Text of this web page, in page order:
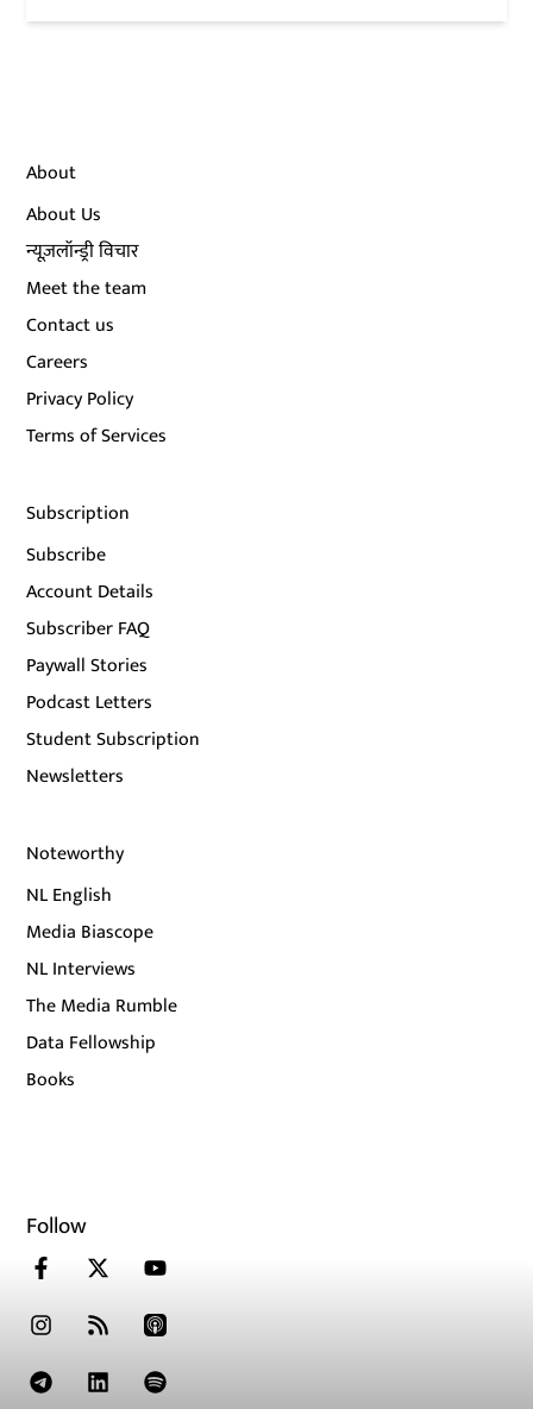
About
About Us
न्यूज़लॉन्ड्री विचार
Meet the team
Contact us
Careers
Privacy Policy
Terms of Services
Subscription
Subscribe
Account Details
Subscriber FAQ
Paywall Stories
Podcast Letters
Student Subscription
Newsletters
Noteworthy
NL English
Media Biascope
NL Interviews
The Media Rumble
Data Fellowship
Books
Follow